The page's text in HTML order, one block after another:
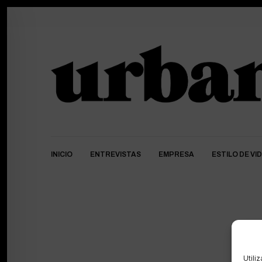
INICIO ENTREVISTAS EMPRESA ESTILO DE